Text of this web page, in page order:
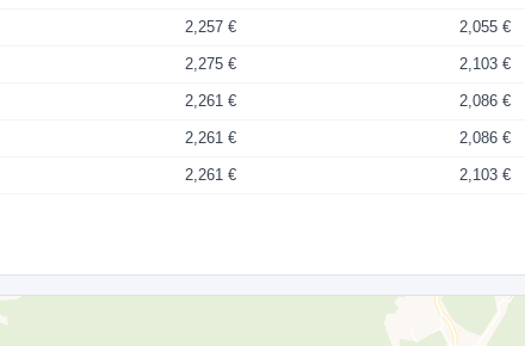
2,257 € 2,055 €
2,275 € 2,103 €
2,261 € 2,086 €
2,261 € 2,086 €
2,261 € 2,103 €